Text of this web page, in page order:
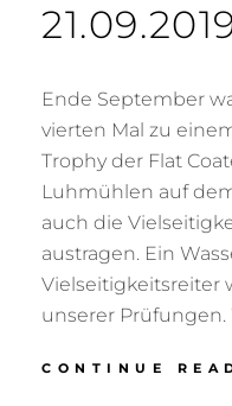
Ende September
vierten Mal zu
Trophy der Flat
Luhmühlen auf
auch die
austragen. Ein
Vielseitigkeitsreiter
unserer Prüfungen.
CONTINUE